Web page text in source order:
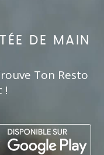
DE MAIN
Ton Resto
!